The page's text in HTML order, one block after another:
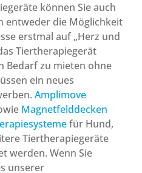
können Sie auch
entweder die Möglichkeit
erstmal auf „Herz und
Tiertherapiegerät
Bedarf zu mieten ohne
ein neues
Amplimove
Magnetfelddecken
für Hund,
Tiertherapiegeräte
werden. Wenn Sie
unserer